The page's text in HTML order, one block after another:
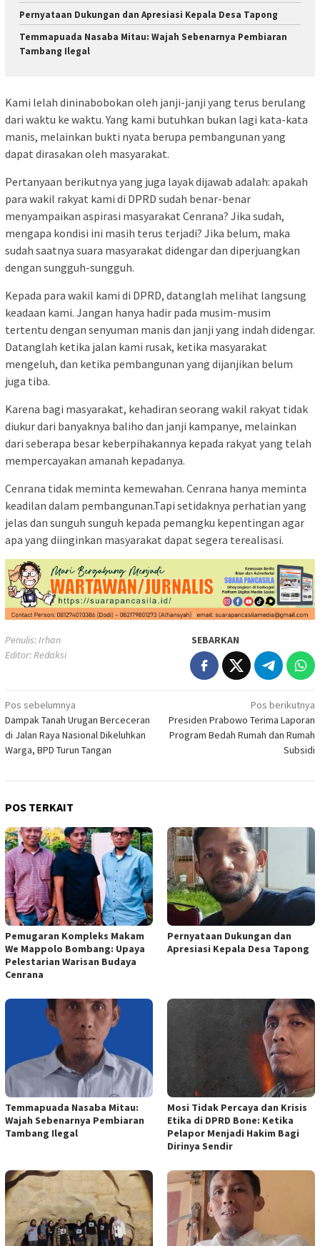
Pernyataan Dukungan dan Apresiasi Kepala Desa Tapong
Temmapuada Nasaba Mitau: Wajah Sebenarnya Pembiaran
Tambang Ilegal
Kami lelah dininabobokan oleh janji-janji yang terus berulang
dari waktu ke waktu. Yang kami butuhkan bukan lagi kata-kata
manis, melainkan bukti nyata berupa pembangunan yang
dapat dirasakan oleh masyarakat.
Pertanyaan berikutnya yang juga layak dijawab adalah: apakah
para wakil rakyat kami di DPRD sudah benar-benar
menyampaikan aspirasi masyarakat Cenrana? Jika sudah,
mengapa kondisi ini masih terus terjadi? Jika belum, maka
sudah saatnya suara masyarakat didengar dan diperjuangkan
dengan sungguh-sungguh.
Kepada para wakil kami di DPRD, datanglah melihat langsung
keadaan kami. Jangan hanya hadir pada musim-musim
tertentu dengan senyuman manis dan janji yang indah didengar.
Datanglah ketika jalan kami rusak, ketika masyarakat
mengeluh, dan ketika pembangunan yang dijanjikan belum
juga tiba.
Karena bagi masyarakat, kehadiran seorang wakil rakyat tidak
diukur dari banyaknya baliho dan janji kampanye, melainkan
dari seberapa besar keberpihakannya kepada rakyat yang telah
mempercayakan amanah kepadanya.
Cenrana tidak meminta kemewahan. Cenrana hanya meminta
keadilan dalam pembangunan.Tapi setidaknya perhatian yang
jelas dan sunguh sunguh kepada pemangku kepentingan agar
apa yang diinginkan masyarakat dapat segera terealisasi.
Penulis: Irhan
Editor: Redaksi
SEBARKAN
Navigasi
pos
Pos sebelumnya
Dampak Tanah Urugan Berceceran
di Jalan Raya Nasional Dikeluhkan
Warga, BPD Turun Tangan
Pos berikutnya
Presiden Prabowo Terima Laporan
Program Bedah Rumah dan Rumah
Subsidi
POS TERKAIT
Pemugaran Kompleks Makam
We Mappolo Bombang: Upaya
Pelestarian Warisan Budaya
Cenrana
Pernyataan Dukungan dan
Apresiasi Kepala Desa Tapong
Temmapuada Nasaba Mitau:
Wajah Sebenarnya Pembiaran
Tambang Ilegal
Mosi Tidak Percaya dan Krisis
Etika di DPRD Bone: Ketika
Pelapor Menjadi Hakim Bagi
Dirinya Sendir